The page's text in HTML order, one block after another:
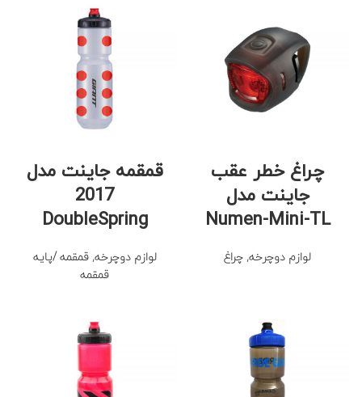
چراغ خطر عقب
جاینت مدل
Numen-Mini-TL
لوازم دوچرخه, چراغ
قمقمه جاینت مدل
2017
DoubleSpring
لوازم دوچرخه,قمقمه /پایه
قمقمه